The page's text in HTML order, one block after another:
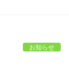
お知らせ